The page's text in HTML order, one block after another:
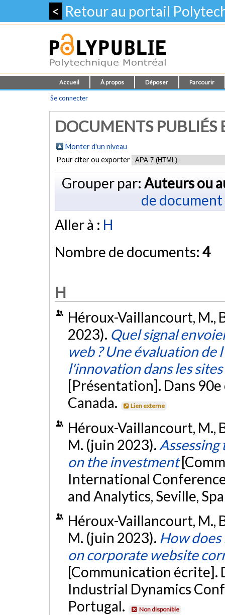
< Retour au portail
Accueil À propos Déposer Parcourir
Se connecter
DOCUMENTS PUBLIÉS
Monter d'un niveau
Pour citer ou exporter
Grouper par: Auteurs ou
de document
Aller à : H
Nombre de documents: 4
H
Héroux-Vaillancourt, M.,
2023). Quel signal
web ? Une évaluation de
l'innovation dans les
[Présentation]. Dans 90e
Canada.
Lien externe
Héroux-Vaillancourt, M.,
M. (juin 2023).
on the investment
International
and Analytics, Seville,
Héroux-Vaillancourt, M.,
M. (juin 2023). How
on corporate website
[Communication écrite].
Industrial Dynamics
Portugal.
Non disponible